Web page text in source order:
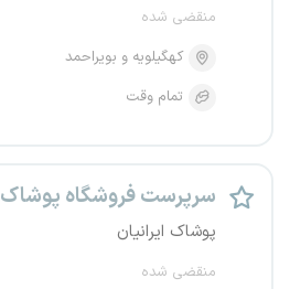
منقضی شده
کهگیلویه و بویراحمد
تمام وقت
سرپرست فروشگاه پوشاک
پوشاک ایرانیان
منقضی شده